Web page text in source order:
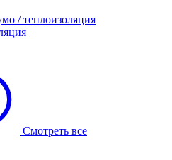
/ теплоизоляция
Смотреть все